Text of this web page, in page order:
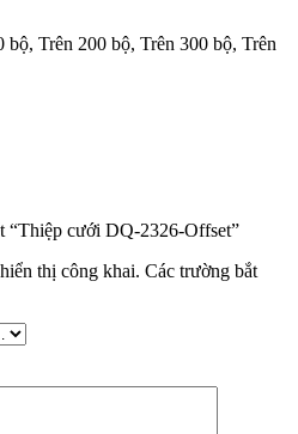
bộ, Trên 200 bộ, Trên 300 bộ, Trên
“Thiệp cưới DQ-2326-Offset”
thị công khai. Các trường bắt